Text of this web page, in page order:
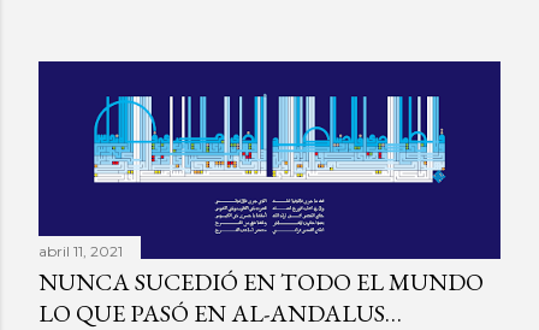
abril 11, 2021
NUNCA SUCEDIÓ EN TODO EL MUNDO
LO QUE PASÓ EN AL-ANDALUS…